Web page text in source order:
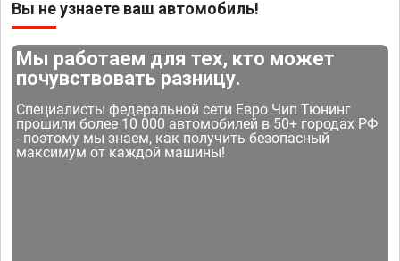
Вы не узнаете ваш автомобиль!
Мы работаем для тех, кто может
почувствовать разницу.
Специалисты федеральной сети Евро Чип Тюнинг
прошили более 10 000 автомобилей в 50+ городах РФ
- поэтому мы знаем, как получить безопасный
максимум от каждой машины!